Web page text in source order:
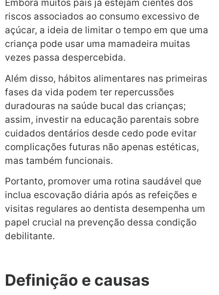
Embora muitos pais já estejam cientes dos
riscos associados ao consumo excessivo de
açúcar, a ideia de limitar o tempo em que uma
criança pode usar uma mamadeira muitas
vezes passa despercebida.
Além disso, hábitos alimentares nas primeiras
fases da vida podem ter repercussões
duradouras na saúde bucal das crianças;
assim, investir na educação parentais sobre
cuidados dentários desde cedo pode evitar
complicações futuras não apenas estéticas,
mas também funcionais.
Portanto, promover uma rotina saudável que
inclua escovação diária após as refeições e
visitas regulares ao dentista desempenha um
papel crucial na prevenção dessa condição
debilitante.
Definição e causas